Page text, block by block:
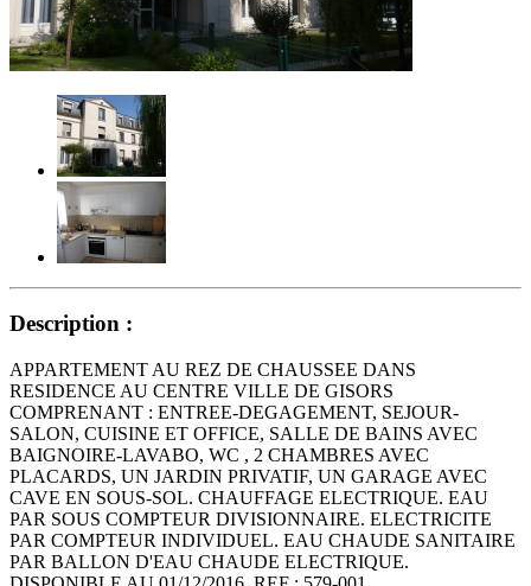
Description :
APPARTEMENT AU REZ DE CHAUSSEE DANS
RESIDENCE AU CENTRE VILLE DE GISORS
COMPRENANT : ENTREE-DEGAGEMENT, SEJOUR-
SALON, CUISINE ET OFFICE, SALLE DE BAINS AVEC
BAIGNOIRE-LAVABO, WC , 2 CHAMBRES AVEC
PLACARDS, UN JARDIN PRIVATIF, UN GARAGE AVEC
CAVE EN SOUS-SOL. CHAUFFAGE ELECTRIQUE. EAU
PAR SOUS COMPTEUR DIVISIONNAIRE. ELECTRICITE
PAR COMPTEUR INDIVIDUEL. EAU CHAUDE SANITAIRE
PAR BALLON D'EAU CHAUDE ELECTRIQUE.